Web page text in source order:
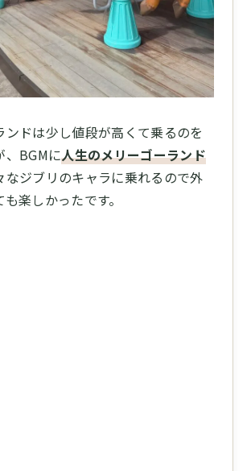
ンドは少し値段が高くて乗るのを
、BGMに人生のメリーゴーランド
なジブリのキャラに乗れるので外
楽しかったです。